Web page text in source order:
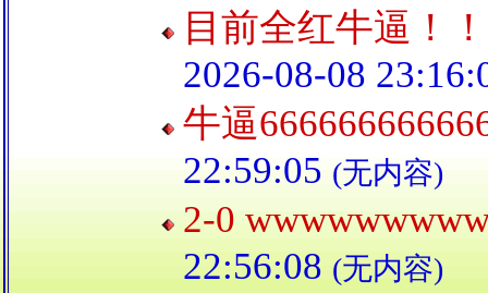
目前全红牛逼！
2026-08-08
牛逼
22:59:05 (无内容)
2-0
22:56:08 (无内容)